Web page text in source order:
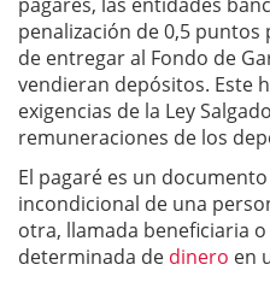
penalización de 0,5
de entregar al Fondo de
vendieran depósitos. Este
exigencias de la Ley
remuneraciones de los
El pagaré es un
incondicional de una
otra, llamada beneficiaria
determinada de dinero en